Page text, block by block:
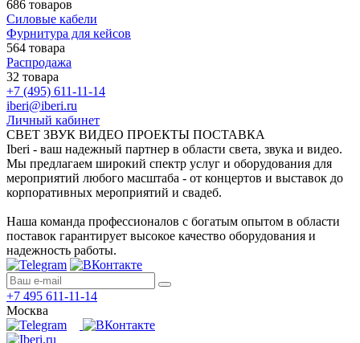
686 товаров
Силовые кабели
Фурнитура для кейсов
564 товара
Распродажа
32 товара
+7 (495) 611-11-14
iberi@iberi.ru
Личный кабинет
СВЕТ ЗВУК ВИДЕО ПРОЕКТЫ ПОСТАВКА
Iberi - ваш надежный партнер в области света, звука и видео.
Мы предлагаем широкий спектр услуг и оборудования для
мероприятий любого масштаба - от концертов и выставок до
корпоративных мероприятий и свадеб.
Наша команда профессионалов с богатым опытом в области
поставок гарантирует высокое качество оборудования и
надежность работы.
+7 495 611-11-14
Москва